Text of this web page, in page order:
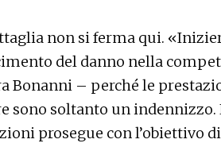
non si ferma qui.
del danno nella
Bonanni – perché le
sono soltanto un indennizzo.
prosegue con l’obiettivo